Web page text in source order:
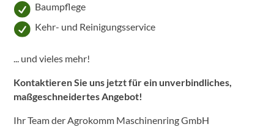
Baumpflege
Kehr- und Reinigungsservice
... und vieles mehr!
Kontaktieren Sie uns jetzt für ein unverbindliches,
maßgeschneidertes Angebot!
Ihr Team der Agrokomm Maschinenring GmbH